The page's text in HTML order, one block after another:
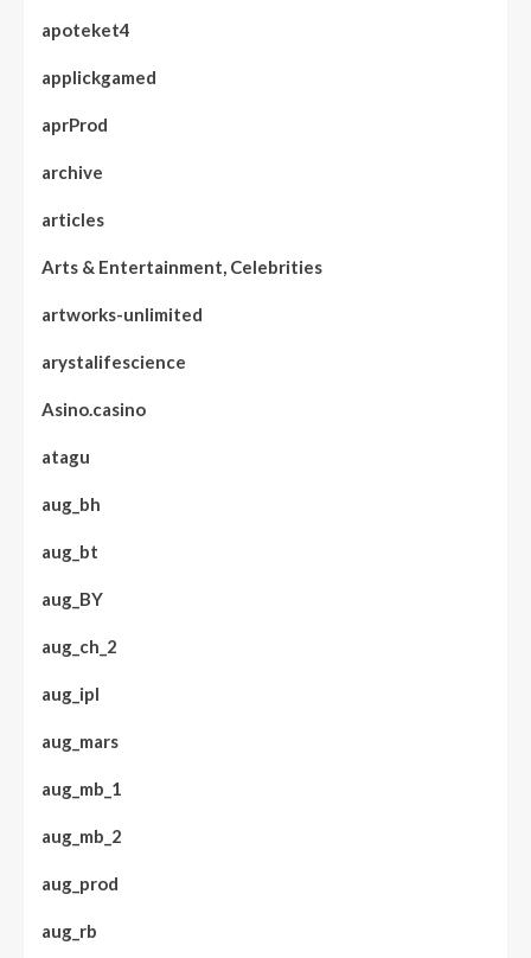
apoteket4
applickgamed
aprProd
archive
articles
Arts & Entertainment, Celebrities
artworks-unlimited
arystalifescience
Asino.casino
atagu
aug_bh
aug_bt
aug_BY
aug_ch_2
aug_ipl
aug_mars
aug_mb_1
aug_mb_2
aug_prod
aug_rb